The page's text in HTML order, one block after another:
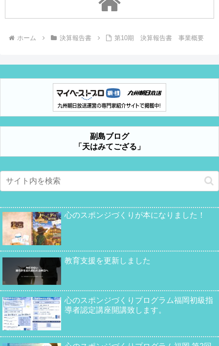
ホーム 決算報告書 第10期 決算報告書 事業概要
副島ブログ
「天はみてござる」
心のスポンジづくりが本になりました！
教育支援を更新しました
心のスポンジづくりプログラム福岡初級指
導者認定講座開講致します。